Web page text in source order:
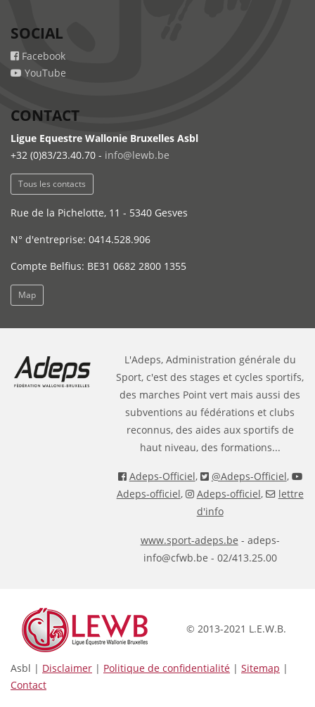
SOCIAL
Facebook
YouTube
CONTACT
Ligue Equestre Wallonie Bruxelles Asbl
+32 (0)83/23.40.70 - info@lewb.be
Tous les contacts
Rue de la Pichelotte, 11 - 5340 Gesves
N° d'entreprise: 0414.528.906
Compte Belfius: BE31 0682 2800 1355
Map
L'Adeps, Administration générale du
Sport, c'est des stages et cycles sportifs,
des marches Point vert mais aussi des
subventions au fédérations et clubs
reconnus, des aides aux sportifs de
haut niveau, des formations...
Adeps-Officiel, @Adeps-Officiel,
Adeps-officiel, Adeps-officiel,
lettre
d'info
www.sport-adeps.be - adeps-
info@cfwb.be - 02/413.25.00
© 2013-2021 L.E.W.B.
Asbl | Disclaimer | Politique de confidentialité | Sitemap |
Contact